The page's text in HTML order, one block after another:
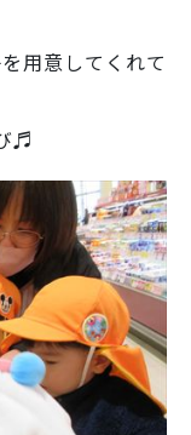
用意してくれて
♬